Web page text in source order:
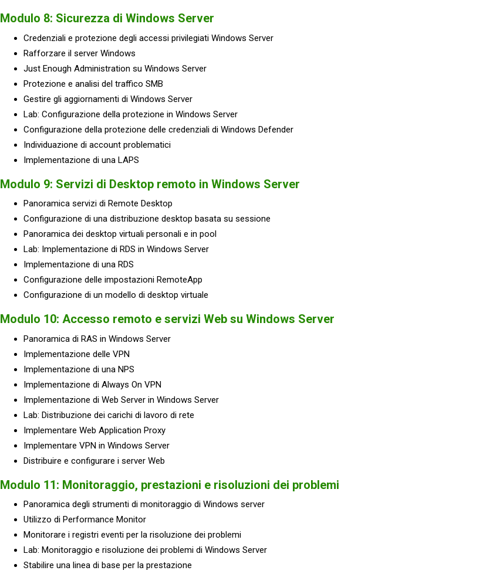
Modulo 8: Sicurezza di Windows Server
Credenziali e protezione degli accessi privilegiati Windows Server
Rafforzare il server Windows
Just Enough Administration su Windows Server
Protezione e analisi del traffico SMB
Gestire gli aggiornamenti di Windows Server
Lab: Configurazione della protezione in Windows Server
Configurazione della protezione delle credenziali di Windows Defender
Individuazione di account problematici
Implementazione di una LAPS
Modulo 9: Servizi di Desktop remoto in Windows Server
Panoramica servizi di Remote Desktop
Configurazione di una distribuzione desktop basata su sessione
Panoramica dei desktop virtuali personali e in pool
Lab: Implementazione di RDS in Windows Server
Implementazione di una RDS
Configurazione delle impostazioni RemoteApp
Configurazione di un modello di desktop virtuale
Modulo 10: Accesso remoto e servizi Web su Windows Server
Panoramica di RAS in Windows Server
Implementazione delle VPN
Implementazione di una NPS
Implementazione di Always On VPN
Implementazione di Web Server in Windows Server
Lab: Distribuzione dei carichi di lavoro di rete
Implementare Web Application Proxy
Implementare VPN in Windows Server
Distribuire e configurare i server Web
Modulo 11: Monitoraggio, prestazioni e risoluzioni dei problemi
Panoramica degli strumenti di monitoraggio di Windows server
Utilizzo di Performance Monitor
Monitorare i registri eventi per la risoluzione dei problemi
Lab: Monitoraggio e risoluzione dei problemi di Windows Server
Stabilire una linea di base per la prestazione